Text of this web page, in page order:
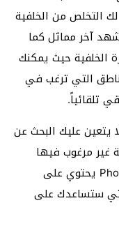
التخلص من الخلفية
آخر مماثل كما
الخلفية حيث يمكنك
التي ترغب في
تلقائياً.
يتعين عليك البحث عن
غير مرغوب فيها
وعلاوة على ذلك فأن موقع PhotoScissors يحتوي على
ستساعدك على